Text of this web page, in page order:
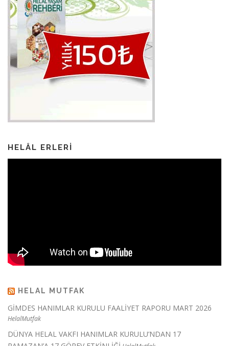
HELÂL ERLERI
HELAL MUTFAK
GİMDES HANIMLAR KURULU FAALİYET RAPORU MART 2026
HelalMutfak
DÜNYA HELAL VAKFI HANIMLAR KURULU’NDAN 17